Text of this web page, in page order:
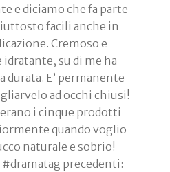
e diciamo che fa parte
facili anche in
Cremoso e
su di me ha
durata. E’ permanente
ad occhi chiusi!
i cinque prodotti
quando voglio
naturale e sobrio!
precedenti: